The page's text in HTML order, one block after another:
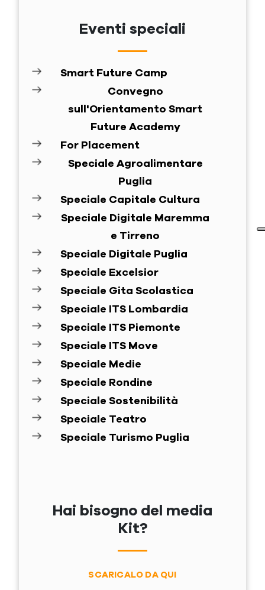
Eventi speciali
Smart Future Camp
Convegno
sull'Orientamento Smart
Future Academy
For Placement
Speciale Agroalimentare
Puglia
Speciale Capitale Cultura
Speciale Digitale Maremma
e Tirreno
Speciale Digitale Puglia
Speciale Excelsior
Speciale Gita Scolastica
Speciale ITS Lombardia
Speciale ITS Piemonte
Speciale ITS Move
Speciale Medie
Speciale Rondine
Speciale Sostenibilità
Speciale Teatro
Speciale Turismo Puglia
Hai bisogno del media
Kit?
SCARICALO DA QUI